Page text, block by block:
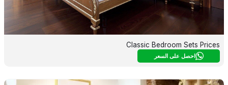
Classic Bedroom Sets Prices
احصل على السعر